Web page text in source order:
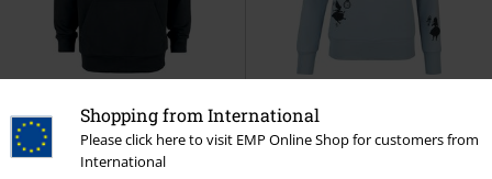
Shopping from International
Please click here to visit EMP Online Shop for customers from
International
Adviesprijs
Vanaf€ 59,90
Vanaf
€ 45,89
Snoopy Music Peanuts
Adviesprijs
Vanaf€ 26,39